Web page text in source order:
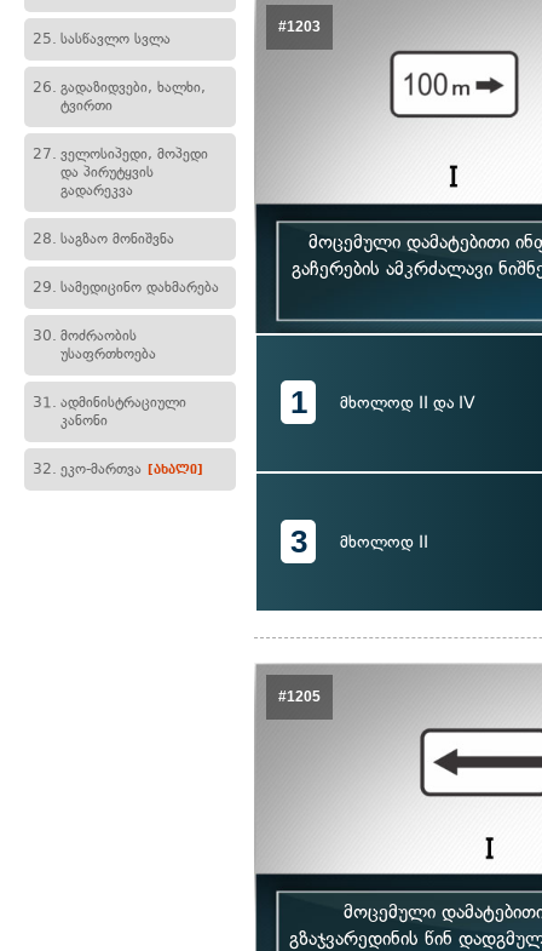
25. სასწავლო სვლა
26. გადაზიდვები, ხალხი,
ტვირთი
27. ველოსიპედი, მოპედი
და პირუტყვის
გადარეკვა
28. საგზაო მონიშვნა
29. სამედიცინო დახმარება
30. მოძრაობის
უსაფრთხოება
31. ადმინისტრაციული
კანონი
32. ეკო-მართვა [ახალი]
#1203
მოცემული დამატებითი
გაჩერების ამკრძალავი
1 მხოლოდ II და IV
3 მხოლოდ II
#1205
მოცემული
გზაჯვარედინის წინ